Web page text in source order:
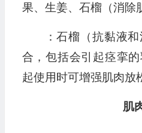
果、生姜、石榴（消除
：石榴（抗黏液
合，包括会引起痉挛
起使用时可增强肌肉放
肌